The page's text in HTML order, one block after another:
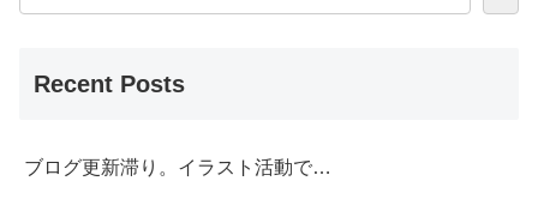
Recent Posts
ブログ更新滞り。イラスト活動で…